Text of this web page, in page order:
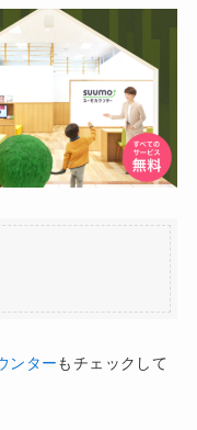
ンターもチェックして